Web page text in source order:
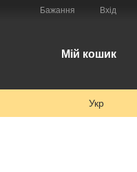
Бажання Вхід
Мій кошик
Укр